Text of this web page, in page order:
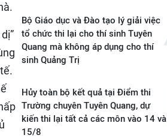
Bộ Giáo dục và Đào tạo lý giải việc
tổ chức thi lại cho thí sinh Tuyên
Quang mà không áp dụng cho thí
sinh Quảng Trị
Hủy toàn bộ kết quả tại Điểm thi
Trường chuyên Tuyên Quang, dự
kiến thi lại tất cả các môn vào 14 và
15/8